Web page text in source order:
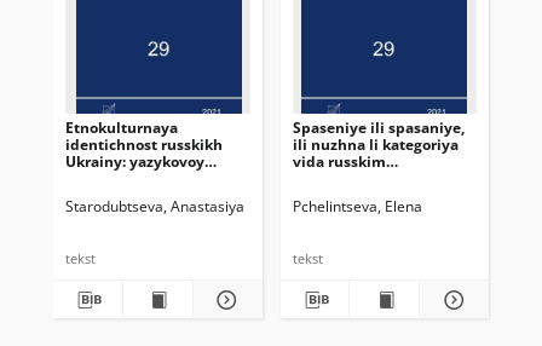
Etnokulturnaya
identichnost russkikh
Ukrainy: yazykovoy
Starodubtseva, Anastasiya
tekst
Spaseniye ili spasaniye,
ili nuzhna li kategoriya
vida russkim
Pchelintseva, Elena
tekst